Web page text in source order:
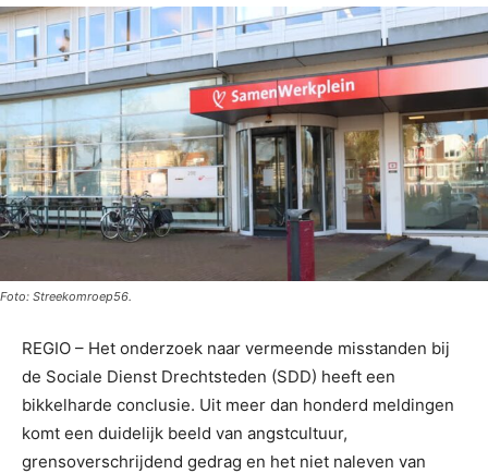
Foto: Streekomroep56.
REGIO – Het onderzoek naar vermeende misstanden bij
de Sociale Dienst Drechtsteden (SDD) heeft een
bikkelharde conclusie. Uit meer dan honderd meldingen
komt een duidelijk beeld van angstcultuur,
grensoverschrijdend gedrag en het niet naleven van